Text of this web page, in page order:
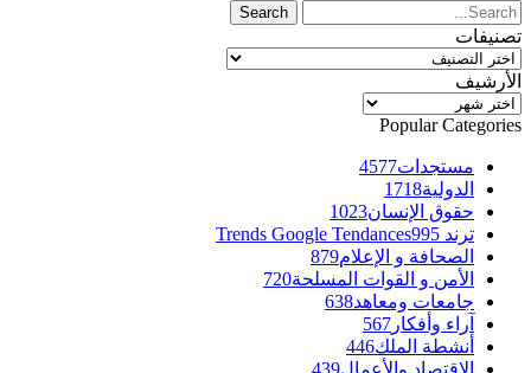
تصنيفات
تصنيفات
الأرشيف
الأرشيف
Popular Categories
مستجدات4577
الدولية1718
حقوق الإنسان1023
ترند Trends Google Tendances 995
الصحافة و الإعلام879
الأمن و القوات المسلحة720
جامعات ومعاهد638
آراء وأفكار 567
أنشطة الملك446
الاقتصاد والأعمال439